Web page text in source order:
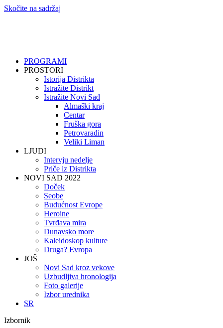
Skočite na sadržaj
PROGRAMI
PROSTORI
Istorija Distrikta
Istražite Distrikt
Istražite Novi Sad
Almaški kraj
Centar
Fruška gora
Petrovaradin
Veliki Liman
LJUDI
Intervju nedelje
Priče iz Distrikta
NOVI SAD 2022
Doček
Seobe
Budućnost Evrope
Heroine
Tvrđava mira
Dunavsko more
Kaleidoskop kulture
Druga? Evropa
JOŠ
Novi Sad kroz vekove
Uzbudljiva hronologija
Foto galerije
Izbor urednika
SR
Izbornik